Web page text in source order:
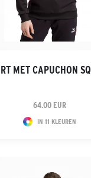
MET CAPUCHON
64.00 EUR
IN 11 KLEUREN